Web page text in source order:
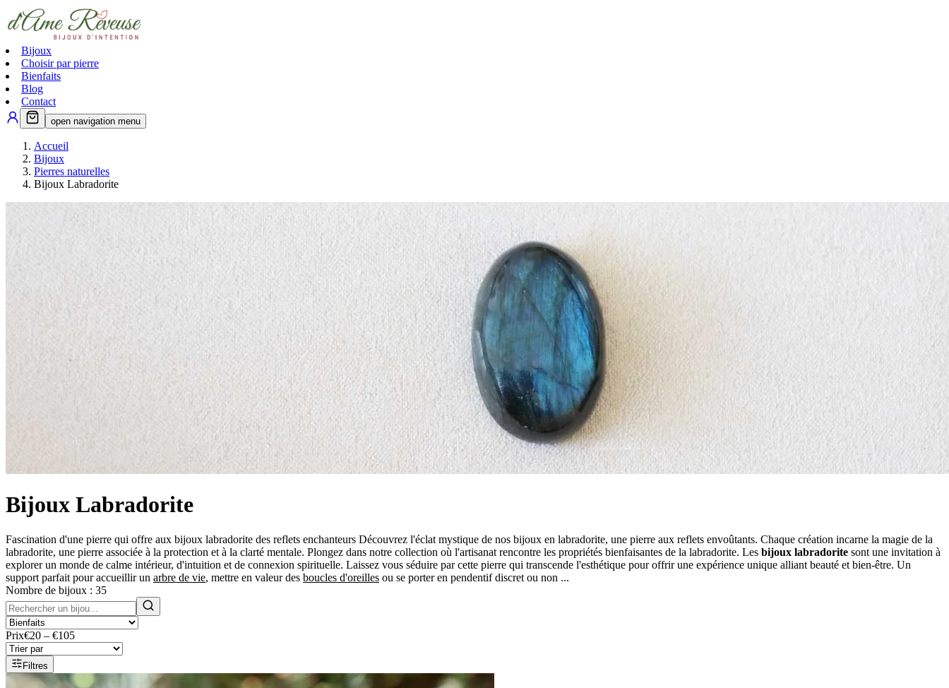
Bijoux
Choisir par pierre
Bienfaits
Blog
Contact
open navigation menu
Accueil
Bijoux
Pierres naturelles
Bijoux Labradorite
Bijoux Labradorite
Fascination d'une pierre qui offre aux bijoux labradorite des reflets enchanteurs Découvrez l'éclat mystique de nos bijoux en labradorite, une pierre aux reflets envoûtants. Chaque création incarne la magie de la
labradorite, une pierre associée à la protection et à la clarté mentale. Plongez dans notre collection où l'artisanat rencontre les propriétés bienfaisantes de la labradorite. Les bijoux labradorite sont une invitation à
explorer un monde de calme intérieur, d'intuition et de connexion spirituelle. Laissez vous séduire par cette pierre qui transcende l'esthétique pour offrir une expérience unique alliant beauté et bien-être. Un
support parfait pour accueillir un arbre de vie, mettre en valeur des boucles d'oreilles ou se porter en pendentif discret ou non ...
Nombre de bijoux : 35
Prix€20 – €105
Filtres